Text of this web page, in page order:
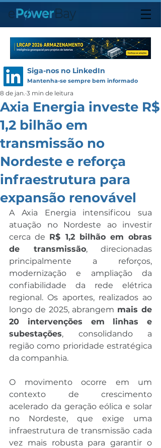
Siga-nos no LinkedIn
Mantenha-se sempre bem informado
Axia Energia investe R$
1,2 bilhão em
transmissão no
Nordeste e reforça
infraestrutura para
expansão renovável
8 de jan. 3 min de leitura
A Axia Energia intensificou sua
atuação no Nordeste ao investir
cerca de R$ 1,2 bilhão em obras
de transmissão, direcionadas
principalmente a reforços,
modernização e ampliação da
confiabilidade da rede elétrica
regional. Os aportes, realizados ao
longo de 2025, abrangem mais de
20 intervenções em linhas e
subestações, consolidando a
região como prioridade estratégica
da companhia.
O movimento ocorre em um
contexto de crescimento
acelerado da geração eólica e solar
no Nordeste, que exige uma
infraestrutura de transmissão cada
vez mais robusta para garantir o